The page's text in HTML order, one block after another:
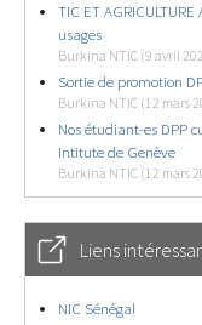
TIC ET
usages
Burkina NTIC (9 avril
Sortie de promotion
Burkina NTIC (12 mars
Nos étudiant-es DPP
Intitute de Genève
Burkina NTIC (12 mars
Liens
NIC Sénégal